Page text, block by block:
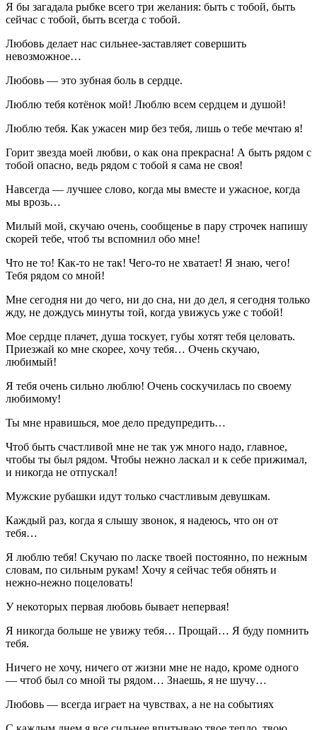
Я бы загадала рыбке всего три желания: быть с тобой, быть
сейчас с тобой, быть всегда с тобой.
Любовь делает нас сильнее-заставляет совершить
невозможное…
Любовь — это зубная боль в сердце.
Люблю тебя котёнок мой! Люблю всем сердцем и душой!
Люблю тебя. Как ужасен мир без тебя, лишь о тебе мечтаю я!
Горит звезда моей любви, о как она прекрасна! А быть рядом с
тобой опасно, ведь рядом с тобой я сама не своя!
Навсегда — лучшее слово, когда мы вместе и ужасное, когда
мы врозь…
Милый мой, скучаю очень, сообщенье в пару строчек напишу
скорей тебе, чтоб ты вспомнил обо мне!
Что не то! Как-то не так! Чего-то не хватает! Я знаю, чего!
Тебя рядом со мной!
Мне сегодня ни до чего, ни до сна, ни до дел, я сегодня только
жду, не дождусь минуты той, когда увижусь уже с тобой!
Мое сердце плачет, душа тоскует, губы хотят тебя целовать.
Приезжай ко мне скорее, хочу тебя… Очень скучаю,
любимый!
Я тебя очень сильно люблю! Очень соскучилась по своему
любимому!
Ты мне нравишься, мое дело предупредить…
Чтоб быть счастливой мне не так уж много надо, главное,
чтобы ты был рядом. Чтобы нежно ласкал и к себе прижимал,
и никогда не отпускал!
Мужские рубашки идут только счастливым девушкам.
Каждый раз, когда я слышу звонок, я надеюсь, что он от
тебя…
Я люблю тебя! Скучаю по ласке твоей постоянно, по нежным
словам, по сильным рукам! Хочу я сейчас тебя обнять и
нежно-нежно поцеловать!
У некоторых первая любовь бывает непервая!
Я никогда больше не увижу тебя… Прощай… Я буду помнить
тебя.
Ничего не хочу, ничего от жизни мне не надо, кроме одного
— чтоб был со мной ты рядом… Знаешь, я не шучу…
Любовь — всегда играет на чувствах, а не на событиях